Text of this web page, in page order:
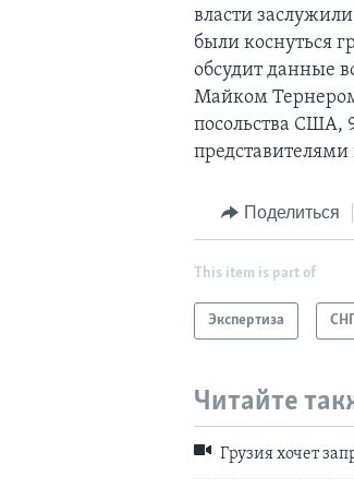
власти
были коснуться
обсудит данные
Майком
посольства США,
представителями
Поделиться
This item is part of
Экспертиза
Читайте
Грузия хочет